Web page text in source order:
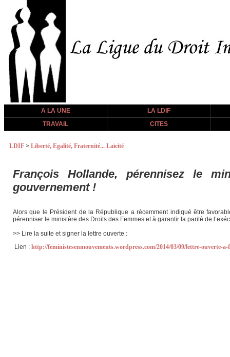
A LA UNE
LA LDIF
TRAVAIL
CITES
LDIF > Liberté, Egalité, Fraternité... Laïcité
François Hollande, pérennisez le
gouvernement !
Alors que le Président de la République a récemment indiqué être
pérenniser le ministère des Droits des Femmes et à garantir la parité de
>> Lire la suite et signer la lettre ouverte :
Lien : http://feministesenmouvements.wordpress.com/2014/03/09/lettre-ouverte-